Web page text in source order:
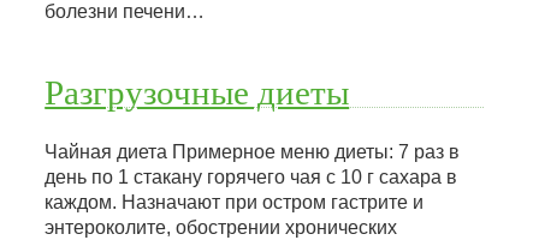
болезни печени…
Разгрузочные диеты
Чайная диета Примерное меню диеты: 7 раз в
день по 1 стакану горячего чая с 10 г сахара в
каждом. Назначают при остром гастрите и
энтероколите, обострении хронических